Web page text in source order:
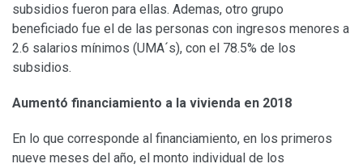
subsidios fueron para ellas. Ademas, otro grupo
beneficiado fue el de las personas con ingresos menores a
2.6 salarios mínimos (UMA´s), con el 78.5% de los
subsidios.
Aumentó financiamiento a la vivienda en 2018
En lo que corresponde al financiamiento, en los primeros
nueve meses del año, el monto individual de los